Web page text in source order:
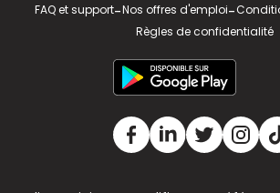
FAQ et support-Nos offres d'emploi-
Règles de confidentialité